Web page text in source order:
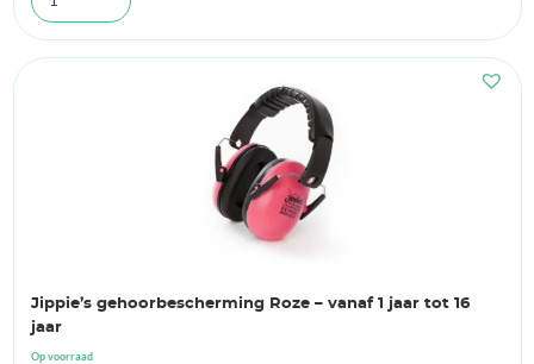
Jippie’s gehoorbescherming Roze – vanaf 1 jaar tot 16
jaar
Op voorraad